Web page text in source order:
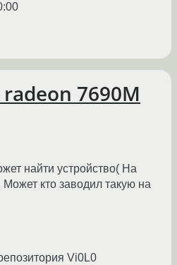
7690M
найти устройство( На
Может кто заводил такую на
Vi0L0